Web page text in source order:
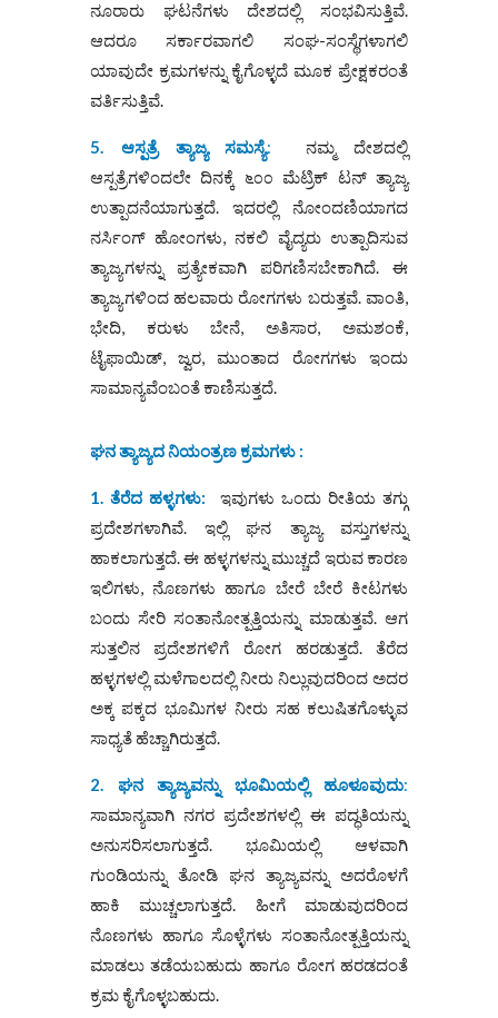
ನೂರಾರು ಘಟನೆಗಳು ದೇಶದಲ್ಲಿ ಸಂಭವಿಸುತ್ತಿವೆ.
ಆದರೂ ಸರ್ಕಾರವಾಗಲಿ ಸಂಘ-ಸಂಸ್ಥೆಗಳಾಗಲಿ
ಯಾವುದೇ ಕ್ರಮಗಳನ್ನು ಕೈಗೊಳ್ಳದೆ ಮೂಕ ಪ್ರೇಕ್ಷಕರಂತೆ
ವರ್ತಿಸುತ್ತಿವೆ.
5. ಆಸ್ಪತ್ರೆ ತ್ಯಾಜ್ಯ ಸಮಸ್ಯೆ: ನಮ್ಮ ದೇಶದಲ್ಲಿ
ಆಸ್ಪತ್ರೆಗಳಿಂದಲೇ ದಿನಕ್ಕೆ ೬೦೦ ಮೆಟ್ರಿಕ್‌ ಟನ್‌ ತ್ಯಾಜ್ಯ
ಉತ್ಪಾದನೆಯಾಗುತ್ತದೆ. ಇದರಲ್ಲಿ ನೋಂದಣಿಯಾಗದ
ನರ್ಸಿಂಗ್ ಹೋಂಗಳು, ನಕಲಿ ವೈದ್ಯರು ಉತ್ಪಾದಿಸುವ
ತ್ಯಾಜ್ಯಗಳನ್ನು ಪ್ರತ್ಯೇಕವಾಗಿ ಪರಿಗಣಿಸಬೇಕಾಗಿದೆ. ಈ
ತ್ಯಾಜ್ಯಗಳಿಂದ ಹಲವಾರು ರೋಗಗಳು ಬರುತ್ತವೆ. ವಾಂತಿ,
ಭೇದಿ, ಕರುಳು ಬೇನೆ, ಅತಿಸಾರ, ಅಮಶಂಕೆ,
ಟೈಫಾಯಿಡ್, ಜ್ವರ, ಮುಂತಾದ ರೋಗಗಳು ಇಂದು
ಸಾಮಾನ್ಯವೆಂಬಂತೆ ಕಾಣಿಸುತ್ತದೆ.
ಘನ ತ್ಯಾಜ್ಯದ ನಿಯಂತ್ರಣ ಕ್ರಮಗಳು :
1. ತೆರೆದ ಹಳ್ಳಗಳು:
ಇವುಗಳು ಒಂದು ರೀತಿಯ ತಗ್ಗು
ಪ್ರದೇಶಗಳಾಗಿವೆ. ಇಲ್ಲಿ ಘನ ತ್ಯಾಜ್ಯ ವಸ್ತುಗಳನ್ನು
ಹಾಕಲಾಗುತ್ತದೆ. ಈ ಹಳ್ಳಗಳನ್ನು ಮುಚ್ಚದೆ ಇರುವ ಕಾರಣ
ಇಲಿಗಳು, ನೊಣಗಳು ಹಾಗೂ ಬೇರೆ ಬೇರೆ ಕೀಟಗಳು
ಬಂದು ಸೇರಿ ಸಂತಾನೋತ್ಪತ್ತಿಯನ್ನು ಮಾಡುತ್ತವೆ. ಆಗ
ಸುತ್ತಲಿನ ಪ್ರದೇಶಗಳಿಗೆ ರೋಗ ಹರಡುತ್ತದೆ. ತೆರೆದ
ಹಳ್ಳಗಳಲ್ಲಿ ಮಳೆಗಾಲದಲ್ಲಿ ನೀರು ನಿಲ್ಲುವುದರಿಂದ ಅದರ
ಅಕ್ಕ ಪಕ್ಕದ ಭೂಮಿಗಳ ನೀರು ಸಹ ಕಲುಷಿತಗೊಳ್ಳುವ
ಸಾಧ್ಯತೆ ಹೆಚ್ಚಾಗಿರುತ್ತದೆ.
2. ಘನ ತ್ಯಾಜ್ಯವನ್ನು ಭೂಮಿಯಲ್ಲಿ ಹೂಳೂವುದು:
ಸಾಮಾನ್ಯವಾಗಿ ನಗರ ಪ್ರದೇಶಗಳಲ್ಲಿ ಈ ಪದ್ಧತಿಯನ್ನು
ಅನುಸರಿಸಲಾಗುತ್ತದೆ. ಭೂಮಿಯಲ್ಲಿ ಆಳವಾಗಿ
ಗುಂಡಿಯನ್ನು ತೋಡಿ ಘನ ತ್ಯಾಜ್ಯವನ್ನು ಅದರೊಳಗೆ
ಹಾಕಿ ಮುಚ್ಚಲಾಗುತ್ತದೆ. ಹೀಗೆ ಮಾಡುವುದರಿಂದ
ನೊಣಗಳು ಹಾಗೂ ಸೊಳ್ಳೆಗಳು ಸಂತಾನೋತ್ಪತ್ತಿಯನ್ನು
ಮಾಡಲು ತಡೆಯಬಹುದು ಹಾಗೂ ರೋಗ ಹರಡದಂತೆ
ಕ್ರಮ ಕೈಗೊಳ್ಳಬಹುದು.